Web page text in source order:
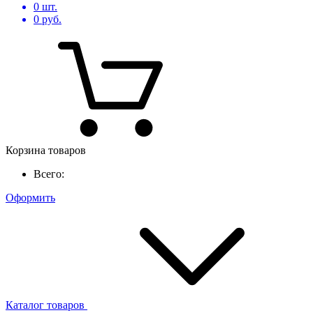
0 шт.
0 руб.
Корзина товаров
Всего:
Оформить
Каталог товаров